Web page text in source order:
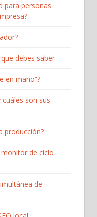
para personas
debes saber
en mano”?
son sus
producción?
de ciclo
de